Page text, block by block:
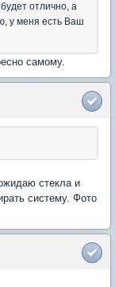
отлично, а
у меня есть Ваш
самому.
стекла и
систему. Фото